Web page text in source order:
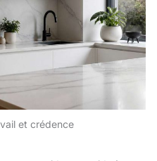
et crédence